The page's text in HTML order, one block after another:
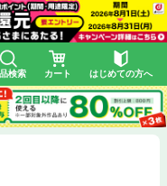
検索 カート はじめての方へ